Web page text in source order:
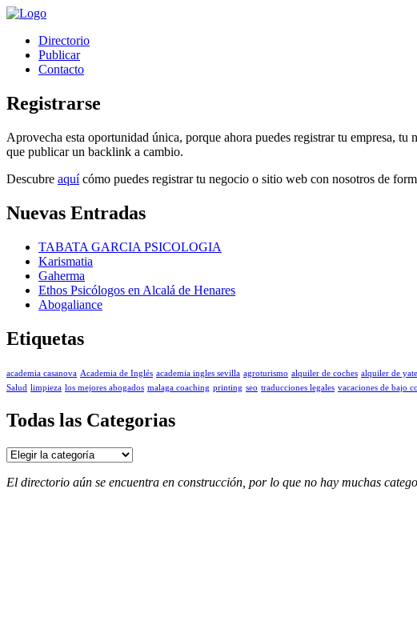
Directorio
Publicar
Contacto
Registrarse
Aprovecha esta oportunidad única, porque ahora puedes registrar tu empresa,
que publicar un backlink a cambio.
Descubre aquícómo puedes registrar tu negocio o sitio web con nosotros de
Nuevas Entradas
TABATA GARCIA PSICOLOGIA
Karismatia
Gaherma
Ethos Psicólogos en Alcalá de Henares
Abogaliance
Etiquetas
academia casanova Academia de Inglés academia ingles sevilla agroturismo alquiler de coches alquiler de
Salud limpieza los mejores abogados malaga coaching printing seo traducciones legales vacaciones de bajo
Todas las Categorias
Todas
Categorias
El directorio aún se encuentra en construcción, por lo que no hay muchas